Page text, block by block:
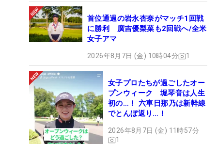
首位通過の岩永杏奈がマッチ1回戦
に勝利 廣吉優梨菜も2回戦へ/全米
女子アマ
2026年8月7日 (金) 10時04分 1
女子プロたちが過ごしたオー
プンウィーク 堀琴音は人生
初の…！ 六車日那乃は新幹線
でとんぼ返り…！
2026年8月7日 (金) 11時57分
1